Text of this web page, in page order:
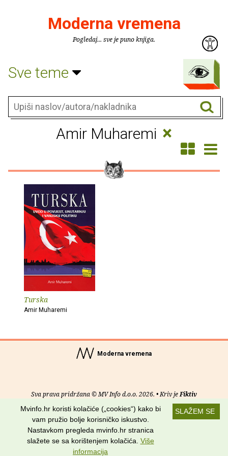
Moderna vremena
Pogledaj... sve je puno knjiga.
Sve teme
Amir Muharemi ×
Turska
Amir Muharemi
Moderna vremena
Sva prava pridržana © MV Info d.o.o. 2026. • Kriv jeFiktiv
Uvjeti korištenja RSS kanali
Potraži nas na:
SLAŽEM SE
Mvinfo.hr koristi kolačiće („cookies“) kako bi
vam pružio bolje korisničko iskustvo.
Nastavkom pregleda mvinfo.hr stranica
slažete se sa korištenjem kolačića. Više
informacija